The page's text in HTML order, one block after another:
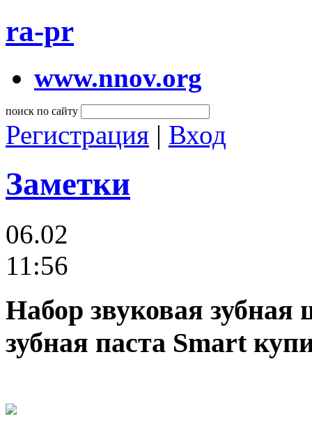
ra-pr
www.nnov.org
поиск по сайту
Регистрация | Вход
Заметки
06.02
11:56
Набор звуковая
зубная паста Smart